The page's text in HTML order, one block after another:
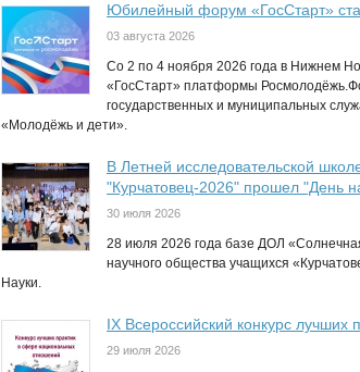
Юбилейный форум «ГосСтарт»
03 августа 2026
Со 2 по 4 ноября 2026 года в Нижнем
«ГосСтарт» платформы
государственных и муниципальных
«Молодёжь и дети».
В Летней исследовательской
"Курчатовец-2026" прошел "День
30 июля 2026
28 июля 2026 года базе ДОЛ
научного общества учащихся
Науки.
IХ Всероссийский конкурс
29 июля 2026